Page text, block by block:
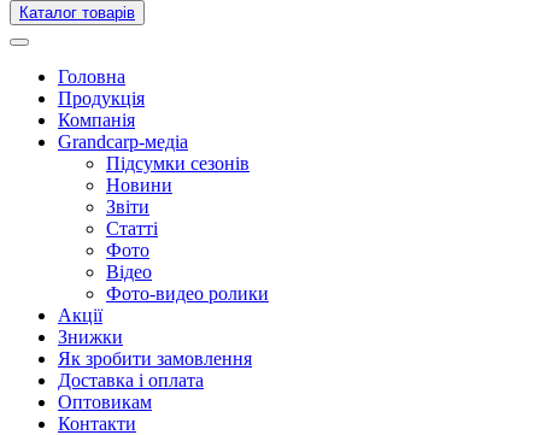
Каталог товарів
Головна
Продукція
Компанія
Grandcarp-медіа
Підсумки сезонів
Новини
Звіти
Статті
Фото
Відео
Фото-видео ролики
Акції
Знижки
Як зробити замовлення
Доставка і оплата
Оптовикам
Контакти